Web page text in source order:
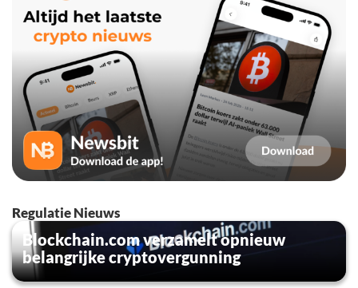
Regulatie Nieuws
Blockchain.com verzamelt opnieuw
belangrijke cryptovergunning